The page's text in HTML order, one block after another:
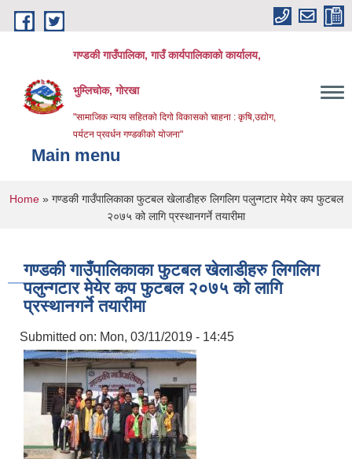
Skip to main content
गण्डकी गाउँपालिका, गाउँ कार्यपालिकाको कार्यालय,
भुम्लिचोक, गोरखा
"सामाजिक न्याय सहितको दिगो विकासको चाहना : कृषि,उद्योग,
पर्यटन प्रवर्धन गण्डकीको योजना"
Main menu
You are here
Home» गण्डकी गाउँपालिकाका फुटबल खेलाडीहरु लिगलिग पलुन्गटार मेयेर कप फुटबल
२०७५ को लागि प्रस्थानगर्ने तयारीमा
गण्डकी गाउँपालिकाका फुटबल खेलाडीहरु लिगलिग
पलुन्गटार मेयेर कप फुटबल २०७५ को लागि
प्रस्थानगर्ने तयारीमा
Submitted on: Mon, 03/11/2019 - 14:45